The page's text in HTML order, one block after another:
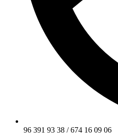
96 391 93 38 / 674 16 09 06